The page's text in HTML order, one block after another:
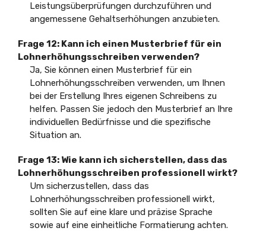
Leistungsüberprüfungen durchzuführen und
angemessene Gehaltserhöhungen anzubieten.
Frage 12: Kann ich einen Musterbrief für ein
Lohnerhöhungsschreiben verwenden?
Ja, Sie können einen Musterbrief für ein
Lohnerhöhungsschreiben verwenden, um Ihnen
bei der Erstellung Ihres eigenen Schreibens zu
helfen. Passen Sie jedoch den Musterbrief an Ihre
individuellen Bedürfnisse und die spezifische
Situation an.
Frage 13: Wie kann ich sicherstellen, dass das
Lohnerhöhungsschreiben professionell wirkt?
Um sicherzustellen, dass das
Lohnerhöhungsschreiben professionell wirkt,
sollten Sie auf eine klare und präzise Sprache
sowie auf eine einheitliche Formatierung achten.